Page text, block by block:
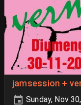
jamsession +
Sunday, Nov